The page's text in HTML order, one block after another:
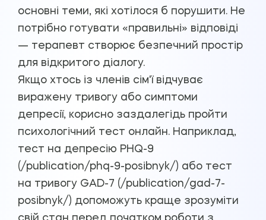
основні теми, які хотілося б порушити. Не
потрібно готувати «правильні» відповіді
— терапевт створює безпечний простір
для відкритого діалогу.
Якщо хтось із членів сім'ї відчуває
виражену тривогу або симптоми
депресії, корисно заздалегідь пройти
психологічний тест онлайн. Наприклад,
тест на депресію PHQ-9
(/publication/phq-9-posibnyk/) або тест
на тривогу GAD-7 (/publication/gad-7-
posibnyk/) допоможуть краще зрозуміти